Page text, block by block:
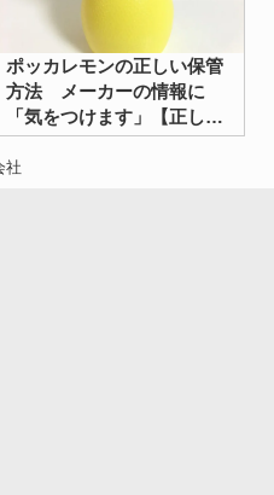
ポッカレモンの正しい保管
方法 メーカーの情報に
「気をつけます」【正しい
保存方法4選】
社